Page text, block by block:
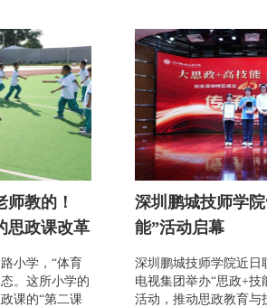
教的！
政课改革
小学，“体育
。这所小学的
课的“第二课
深圳鹏城技师学
能”活动启幕
深圳鹏城技师学院近日
电视集团举办“思政+技
活动，推动思政教育与